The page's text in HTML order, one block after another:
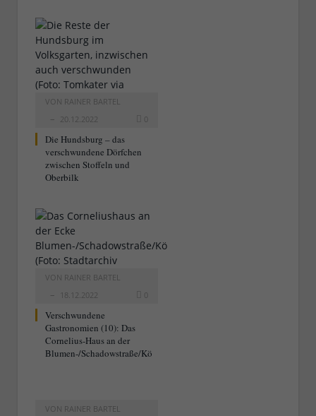
VON RAINER BARTEL
20.12.2022
0
Die Hundsburg – das
verschwundene Dörfchen
zwischen Stoffeln und
Oberbilk
VON RAINER BARTEL
18.12.2022
0
Verschwundene
Gastronomien (10): Das
Cornelius-Haus an der
Blumen-/Schadowstraße/Kö
VON RAINER BARTEL